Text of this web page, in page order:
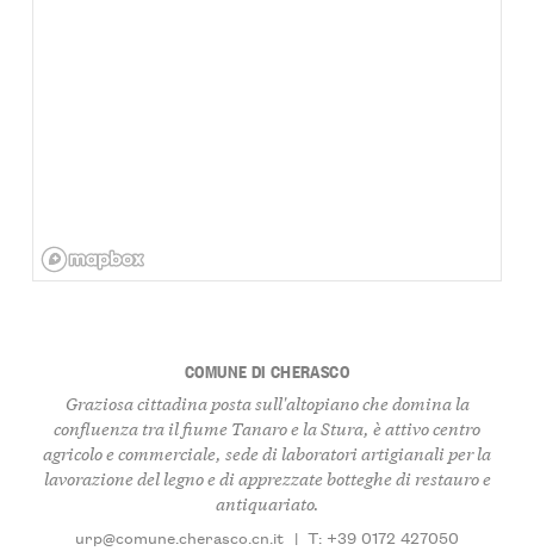
COMUNE DI CHERASCO
Graziosa cittadina posta sull'altopiano che domina la
confluenza tra il fiume Tanaro e la Stura, è attivo centro
agricolo e commerciale, sede di laboratori artigianali per la
lavorazione del legno e di apprezzate botteghe di restauro e
antiquariato.
urp@comune.cherasco.cn.it | T: +39 0172 427050